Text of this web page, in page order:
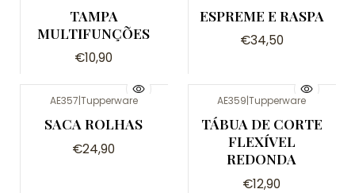
TAMPA
MULTIFUNÇÕES
€10,90
ESPREME E RASPA
€34,50
AE357|Tupperware
SACA ROLHAS
€24,90
AE359|Tupperware
TÁBUA DE CORTE
FLEXÍVEL
REDONDA
€12,90